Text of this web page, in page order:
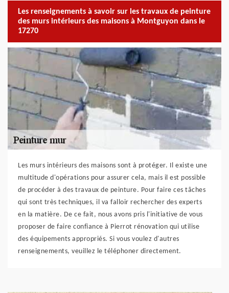
Les renseignements à savoir sur les travaux de peinture
des murs intérieurs des maisons à Montguyon dans le
17270
Les murs intérieurs des maisons sont à protéger. Il existe une
multitude d'opérations pour assurer cela, mais il est possible
de procéder à des travaux de peinture. Pour faire ces tâches
qui sont très techniques, il va falloir rechercher des experts
en la matière. De ce fait, nous avons pris l'initiative de vous
proposer de faire confiance à Pierrot rénovation qui utilise
des équipements appropriés. Si vous voulez d'autres
renseignements, veuillez le téléphoner directement.